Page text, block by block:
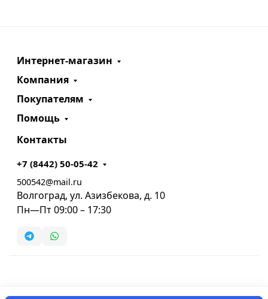
Интернет-магазин
Компания
Покупателям
Помощь
Контакты
+7 (8442) 50-05-42
500542@mail.ru
Волгоград, ул. Азизбекова, д. 10
Пн—Пт 09:00 – 17:30